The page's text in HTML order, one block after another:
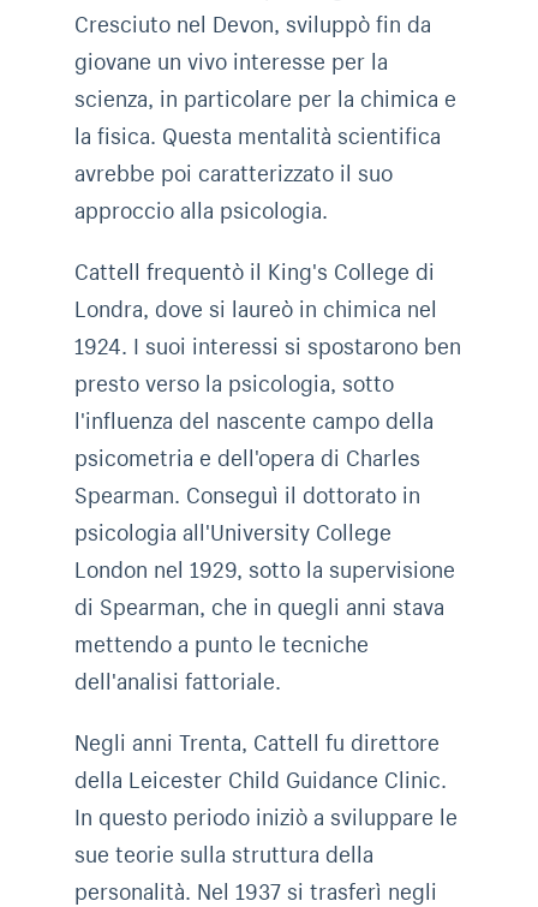
Cresciuto nel Devon, sviluppò fin da
giovane un vivo interesse per la
scienza, in particolare per la chimica e
la fisica. Questa mentalità scientifica
avrebbe poi caratterizzato il suo
approccio alla psicologia.
Cattell frequentò il King's College di
Londra, dove si laureò in chimica nel
1924. I suoi interessi si spostarono ben
presto verso la psicologia, sotto
l'influenza del nascente campo della
psicometria e dell'opera di Charles
Spearman. Conseguì il dottorato in
psicologia all'University College
London nel 1929, sotto la supervisione
di Spearman, che in quegli anni stava
mettendo a punto le tecniche
dell'analisi fattoriale.
Negli anni Trenta, Cattell fu direttore
della Leicester Child Guidance Clinic.
In questo periodo iniziò a sviluppare le
sue teorie sulla struttura della
personalità. Nel 1937 si trasferì negli